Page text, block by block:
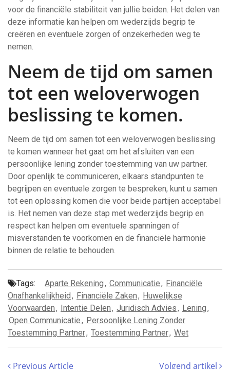
voor de financiële stabiliteit van jullie beiden. Het delen van
deze informatie kan helpen om wederzijds begrip te
creëren en eventuele zorgen of onzekerheden weg te
nemen.
Neem de tijd om samen
tot een weloverwogen
beslissing te komen.
Neem de tijd om samen tot een weloverwogen beslissing
te komen wanneer het gaat om het afsluiten van een
persoonlijke lening zonder toestemming van uw partner.
Door openlijk te communiceren, elkaars standpunten te
begrijpen en eventuele zorgen te bespreken, kunt u samen
tot een oplossing komen die voor beide partijen acceptabel
is. Het nemen van deze stap met wederzijds begrip en
respect kan helpen om eventuele spanningen of
misverstanden te voorkomen en de financiële harmonie
binnen de relatie te behouden.
Tags: Aparte Rekening, Communicatie, Financiële
Onafhankelijkheid, Financiële Zaken, Huwelijkse
Voorwaarden, Intentie Delen, Juridisch Advies, Lening,
Open Communicatie, Persoonlijke Lening Zonder
Toestemming Partner, Toestemming Partner, Wet
Previous Article Volgend artikel